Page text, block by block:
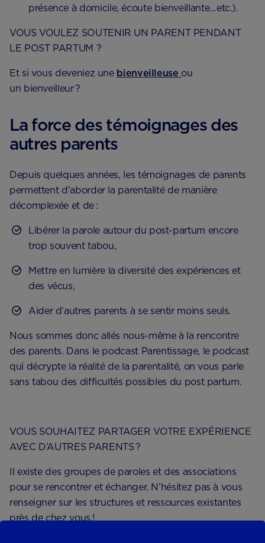
présence à domicile, écoute bienveillante…etc.).
VOUS VOULEZ SOUTENIR UN PARENT PENDANT
LE POST PARTUM ?
Et si vous deveniez une ​​ bienveilleuse ou
un bienveilleur ?
La force des témoignages des
autres parents
Depuis quelques années, les témoignages de parents
permettent d’aborder la parentalité de manière
décomplexée et de :
Libérer la parole autour du post-partum encore
trop souvent tabou,
Mettre en lumière la diversité des expériences et
des vécus,
Aider d’autres parents à se sentir moins seuls.
​​​Nous sommes donc allés nous-même à la rencontre
des parents. Dans le podcast ​​Parentissage, le podcast
qui décrypte la réalité de la parentalité, on vous parle
sans tabou des difficultés possibles du post partum.
VOUS SOUHAITEZ PARTAGER VOTRE EXPÉRIENCE
AVEC D’AUTRES PARENTS ?
Il existe des groupes de paroles et des associations
pour se rencontrer et échanger. N’hésitez pas à vous
renseigner sur les structures et ressources existantes
près de chez vous !